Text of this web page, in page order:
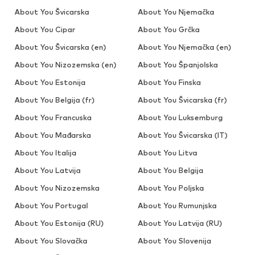
About You Švicarska
About You Njemačka
About You Cipar
About You Grčka
About You Švicarska (en)
About You Njemačka (en)
About You Nizozemska (en)
About You Španjolska
About You Estonija
About You Finska
About You Belgija (fr)
About You Švicarska (fr)
About You Francuska
About You Luksemburg
About You Mađarska
About You Švicarska (IT)
About You Italija
About You Litva
About You Latvija
About You Belgija
About You Nizozemska
About You Poljska
About You Portugal
About You Rumunjska
About You Estonija (RU)
About You Latvija (RU)
About You Slovačka
About You Slovenija